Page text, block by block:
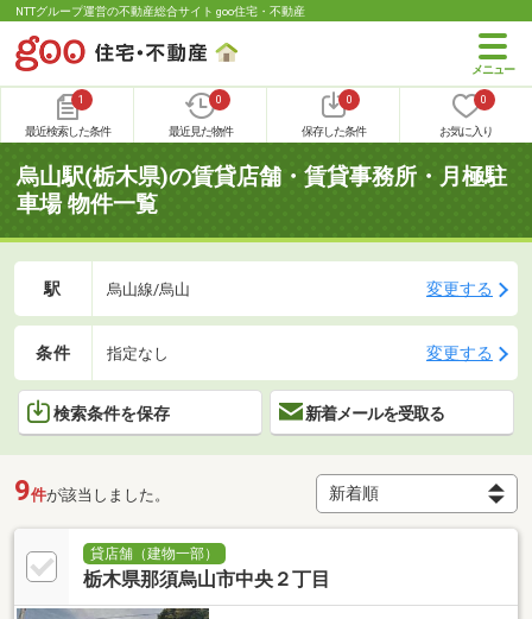
NTTグループ運営の不動産総合サイト goo住宅・不動産
1
最近検索した条件
0
最近見た物件
0
保存した条件
0
お気に入り
烏山駅(栃木県)の賃貸店舗・賃貸事務所・月極駐
車場 物件一覧
駅 烏山線/烏山 変更する
条件 指定なし 変更する
検索条件を保存 新着メールを受取る
9件が該当しました。
貸店舗（建物一部）
栃木県那須烏山市中央２丁目